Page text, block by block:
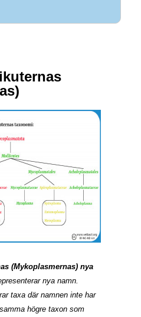
(Mykoplasmernas) nya
nya namn.
taxa där namnen inte har
högre taxon som